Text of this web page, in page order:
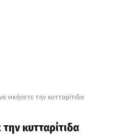
νικήσετε την κυτταρίτιδα
κυτταρίτιδα